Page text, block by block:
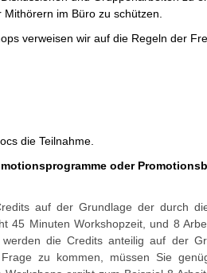
im Büro zu schützen.
verweisen wir auf die Regeln der
die Teilnahme
oder
auf der Grundlage der durch
45 Minuten Workshopzeit, und 8
die Credits anteilig auf der
zu kommen, müssen Sie